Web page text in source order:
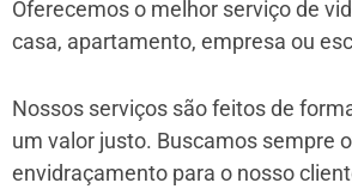
Oferecemos o melhor serviço de
casa, apartamento, empresa ou
Nossos serviços são feitos de
um valor justo. Buscamos sempre
envidraçamento para o nosso